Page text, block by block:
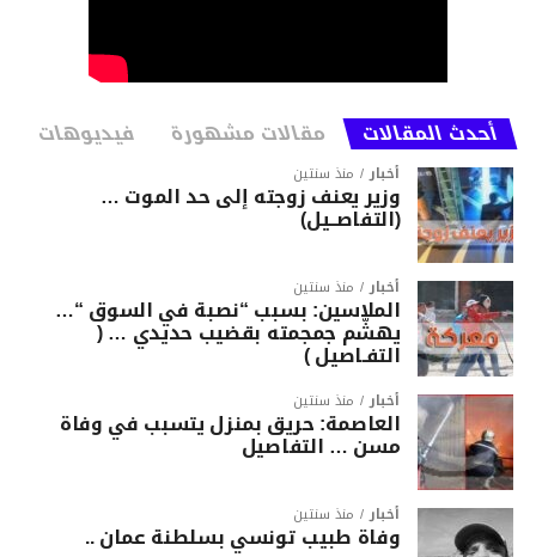
أحدث المقالات مقالات مشهورة فيديوهات
أخبار منذ سنتين
وزير يعنف زوجته إلى حد الموت …
(التفاصــيل)
أخبار منذ سنتين
الملاسين: بسبب “نصبة في السوق “…
يهشّم جمجمته بقضيب حديدي … (
التفـاصيل )
أخبار منذ سنتين
العاصمة: حريق بمنزل يتسبب في وفاة
مسن … التفاصيل
أخبار منذ سنتين
وفاة طبيب تونسي بسلطنة عمان ..